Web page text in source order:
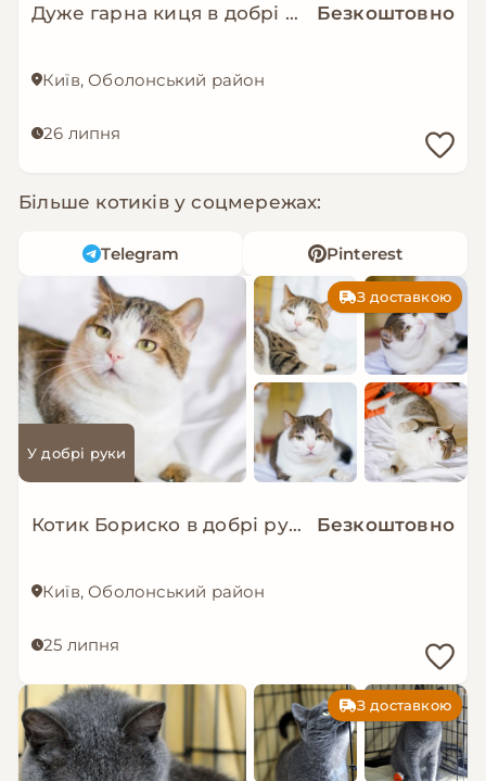
Дуже гарна киця в добрі руки! Безкоштовно
Київ, Оболонський район
26 липня
Більше котиків у соцмережах:
Telegram Pinterest
З доставкою
У добрі руки
Котик Бориско в добрі руки! Безкоштовно
Київ, Оболонський район
25 липня
З доставкою